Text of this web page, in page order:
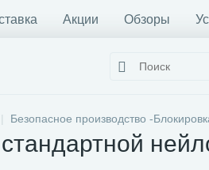
Акции Обзоры
Безопасное производство -